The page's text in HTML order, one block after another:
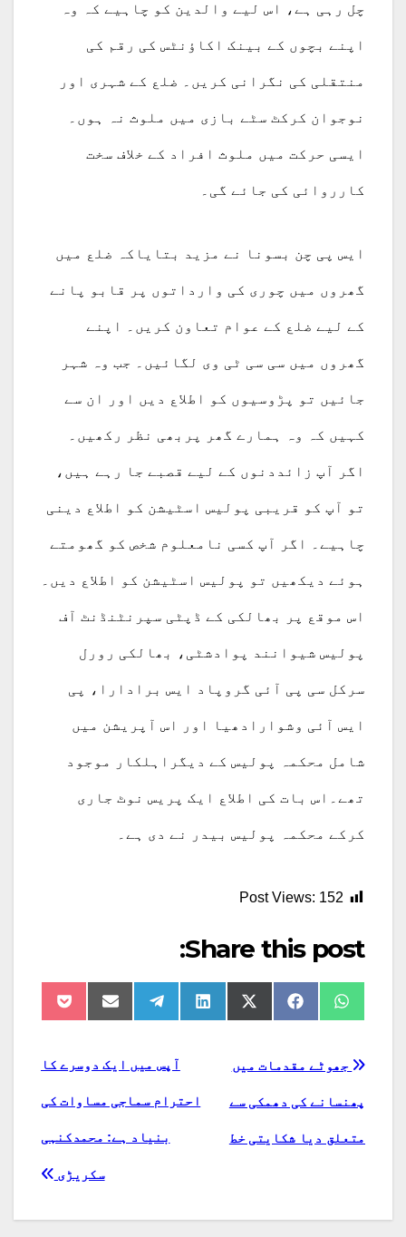
چل رہی ہے، اس لیے والدین کو چاہیے کہ وہ
اپنے بچوں کے بینک اکاؤنٹس کی رقم کی
منتقلی کی نگرانی کریں۔ ضلع کے شہری اور
نوجوان کرکٹ سٹے بازی میں ملوث نہ ہوں۔
ایسی حرکت میں ملوث افراد کے خلاف سخت
کارروائی کی جائے گی۔
ایس پی چن بسونا نے مزید بتایاکہ ضلع میں
گھروں میں چوری کی وارداتوں پر قابو پانے
کے لیے ضلع کے عوام تعاون کریں۔ اپنے
گھروں میں سی سی ٹی وی لگائیں۔ جب وہ شہر
جائیں تو پڑوسیوں کو اطلاع دیں اور ان سے
کہیں کہ وہ ہمارے گھر پربھی نظر رکھیں۔
اگر آپ زائددنوں کے لیے قصبے جا رہے ہیں،
تو آپ کو قریبی پولیس اسٹیشن کو اطلاع دینی
چاہیے۔ اگر آپ کسی نامعلوم شخص کو گھومتے
ہوئے دیکھیں تو پولیس اسٹیشن کو اطلاع دیں۔
اس موقع پر بھالکی کے ڈپٹی سپرنٹنڈنٹ آف
پولیس شیوانند پوادشٹی، بھالکی رورل
سرکل سی پی آئی گروپاد ایس برادارا، پی
ایس آئی وشوارادھیا اور اس آپریشن میں
شامل محکمہ پولیس کے دیگراہلکار موجود
تھے۔اس بات کی اطلاع ایک پریس نوٹ جاری
کرکے محکمہ پولیس بیدر نے دی ہے۔
Post Views: 152
Share this post:
Share
on
Share
on
Share
on
Share
on
Share
on
Share
on
Share
on
پوسٹوں
کی
نیویگیشن
آپس میں ایک دوسرے کا
احترام سماجی مساوات کی
بنیاد ہے: محمدکنہی
سکریڑی
جھوٹے مقدمات میں
پھنسانے کی دھمکی سے
متعلق دیا شکایتی خط